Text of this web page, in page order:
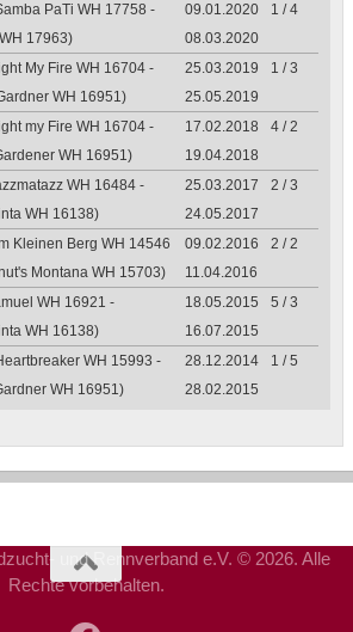
PaTi WH 17758 -
17963)
09.01.2020
08.03.2020
1 / 4
My Fire WH 16704 -
WH 16951)
25.03.2019
25.05.2019
1 / 3
my Fire WH 16704 -
WH 16951)
17.02.2018
19.04.2018
4 / 2
WH 16484 -
WH 16138)
25.03.2017
24.05.2017
2 / 3
Kleinen Berg WH 14546
Montana WH 15703)
09.02.2016
11.04.2016
2 / 2
WH 16921 -
WH 16138)
18.05.2015
16.07.2015
5 / 3
WH 15993 -
WH 16951)
28.12.2014
28.02.2015
1 / 5
und Rennverband e.V. © 2026. Alle
Rechte vorbehalten.